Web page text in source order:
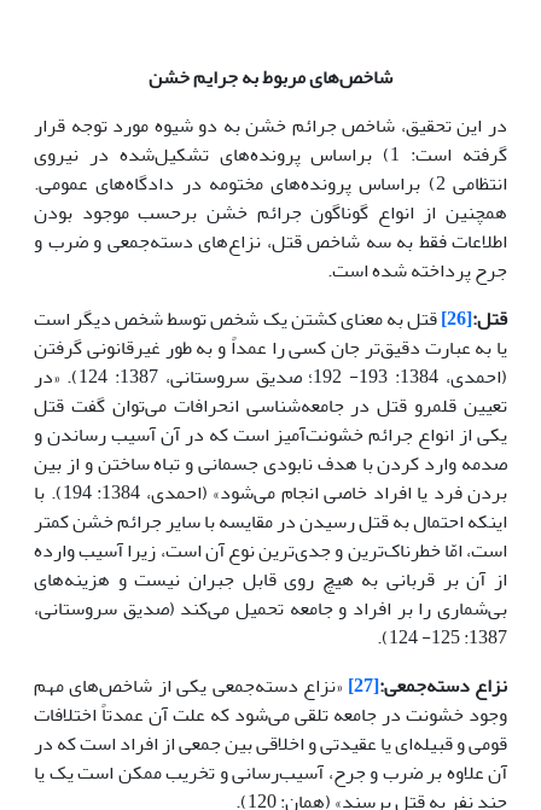
شاخص‌های مربوط به جرایم خشن
در‌ این تحقیق، شاخص جرائم خشن به دو شیوه مورد توجه قرار
گرفته است: 1) براساس پرونده‌های تشکیل‌شده در نیروی
انتظامی 2) براساس پرونده‌های مختومه در دادگاه‌های عمومی.
همچنین از انواع گوناگون جرائم خشن برحسب موجود بودن
اطلاعات فقط به سه شاخص قتل، نزاع‌های دسته‌جمعی و ضرب و
جرح پرداخته شده است.
قتل:
[26]
قتل به معنای کشتن یک شخص توسط شخص دیگر است
یا به عبارت دقیق‌تر جان کسی را عمداً و به طور غیرقانونی گرفتن
(احمدی، 1384: 193- 192؛ صدیق سروستانی، 1387: 124). «در
تعیین قلمرو قتل در جامعه‌شناسی انحرافات می‌توان گفت قتل
یکی از انواع جرائم خشونت‌آمیز است که در آن آسیب رساندن و
صدمه وارد کردن با هدف نابودی جسمانی و تباه ساختن و از بین
بردن فرد یا افراد خاصی انجام می‌شود» (احمدی، 1384: 194). با‌
اینکه احتمال به قتل رسیدن در مقایسه با سایر جرائم خشن کمتر
است، امّا خطرناک‌ترین و جدی‌ترین نوع آن است، زیرا آسیب وارده
از آن بر قربانی به هیچ روی قابل جبران نیست و هزینه‌های
بی‌شماری را بر افراد و جامعه تحمیل می‌کند (صدیق سروستانی،
1387: 125- 124).
نزاع دسته‌جمعی:
[27]
«نزاع دسته‌جمعی یکی از شاخص‌های مهم
وجود خشونت در جامعه تلقی می‌شود که علت آن عمدتاً اختلافات
قومی و قبیله‌ای یا عقیدتی و اخلاقی بین جمعی از افراد است که در
آن علاوه بر ضرب و جرح، آسیب‌رسانی و تخریب ممکن است یک یا
چند نفر به قتل برسند» (همان: 120).